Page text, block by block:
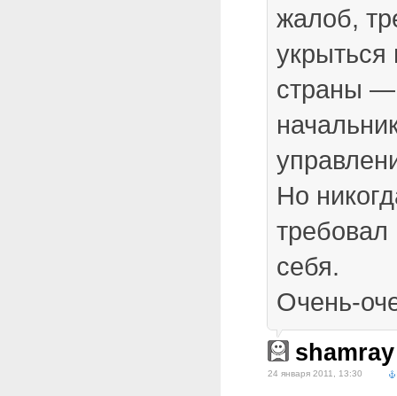
жалоб,
укрыться
страны —
Но
себя.
Очень-
shamray
24 января 2011, 13:30